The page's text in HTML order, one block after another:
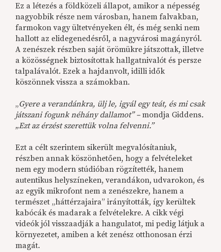
Ez a létezés a földközeli állapot, amikor a népesség
nagyobbik része nem városban, hanem falvakban,
farmokon vagy ültetvényeken élt, és még senki nem
hallott az elidegenedésről, a nagyvárosi magányról.
A zenészek részben saját örömükre játszottak, illetve
a közösségnek biztosítottak hallgatnivalót és persze
talpalávalót. Ezek a hajdanvolt, idilli idők
köszönnek vissza a számokban.
„Gyere a verandánkra, ülj le, igyál egy teát, és mi csak
játszani fogunk néhány dallamot” –mondja Giddens.
„Ezt az érzést szerettük volna felvenni.”
Ezt a célt szerintem sikerült megvalósítaniuk,
részben annak köszönhetően, hogy a felvételeket
nem egy modern stúdióban rögzítették, hanem
autentikus helyszíneken, verandákon, udvarokon, és
az egyik mikrofont nem a zenészekre, hanem a
természet „háttérzajaira” irányították, így kerültek
kabócák és madarak a felvételekre. A cikk végi
videók jól visszaadják a hangulatot, mi pedig látjuk a
környezetet, amiben a két zenész otthonosan érzi
magát.